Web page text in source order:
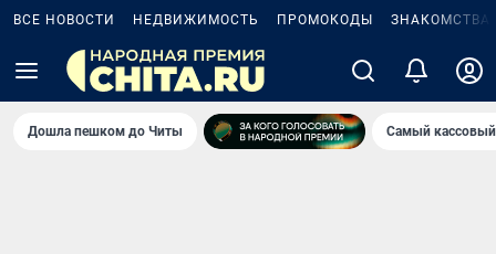
ВСЕ НОВОСТИ НЕДВИЖИМОСТЬ ПРОМОКОДЫ ЗНАКОМСТВА
Дошла пешком до Читы Самый